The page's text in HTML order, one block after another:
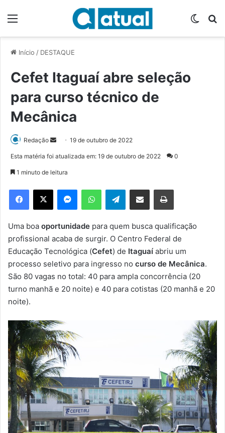
Início / DESTAQUE
Cefet Itaguaí abre seleção
para curso técnico de
Mecânica
Redação
d
e
m
e
-
m
a
19 de outubro de 2022
Esta matéria foi atualizada em: 19 de outubro de 2022 0
1 minuto de leitura
Telegram
Uma boa oportunidade para quem busca qualificação
profissional acaba de surgir. O Centro Federal de
Educação Tecnológica (Cefet) de Itaguaí abriu um
processo seletivo para ingresso no curso de Mecânica.
São 80 vagas no total: 40 para ampla concorrência (20
turno manhã e 20 noite) e 40 para cotistas (20 manhã e 20
noite).